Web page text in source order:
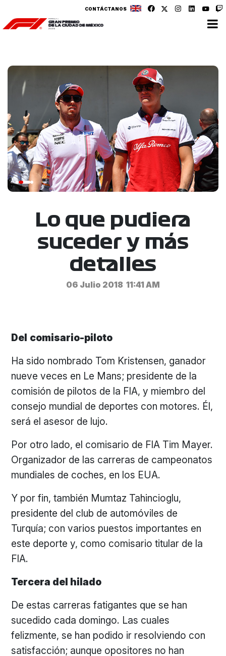
CONTÁCTANOS
Lo que pudiera
suceder y más
detalles
06 Julio 2018 11:41 AM
Del comisario-piloto
Ha sido nombrado Tom Kristensen, ganador
nueve veces en Le Mans; presidente de la
comisión de pilotos de la FIA, y miembro del
consejo mundial de deportes con motores. Él,
será el asesor de lujo.
Por otro lado, el comisario de FIA Tim Mayer.
Organizador de las carreras de campeonatos
mundiales de coches, en los EUA.
Y por fin, también Mumtaz Tahincioglu,
presidente del club de automóviles de
Turquía; con varios puestos importantes en
este deporte y, como comisario titular de la
FIA.
Tercera del hilado
De estas carreras fatigantes que se han
sucedido cada domingo. Las cuales
felizmente, se han podido ir resolviendo con
satisfacción; aunque opositores no han